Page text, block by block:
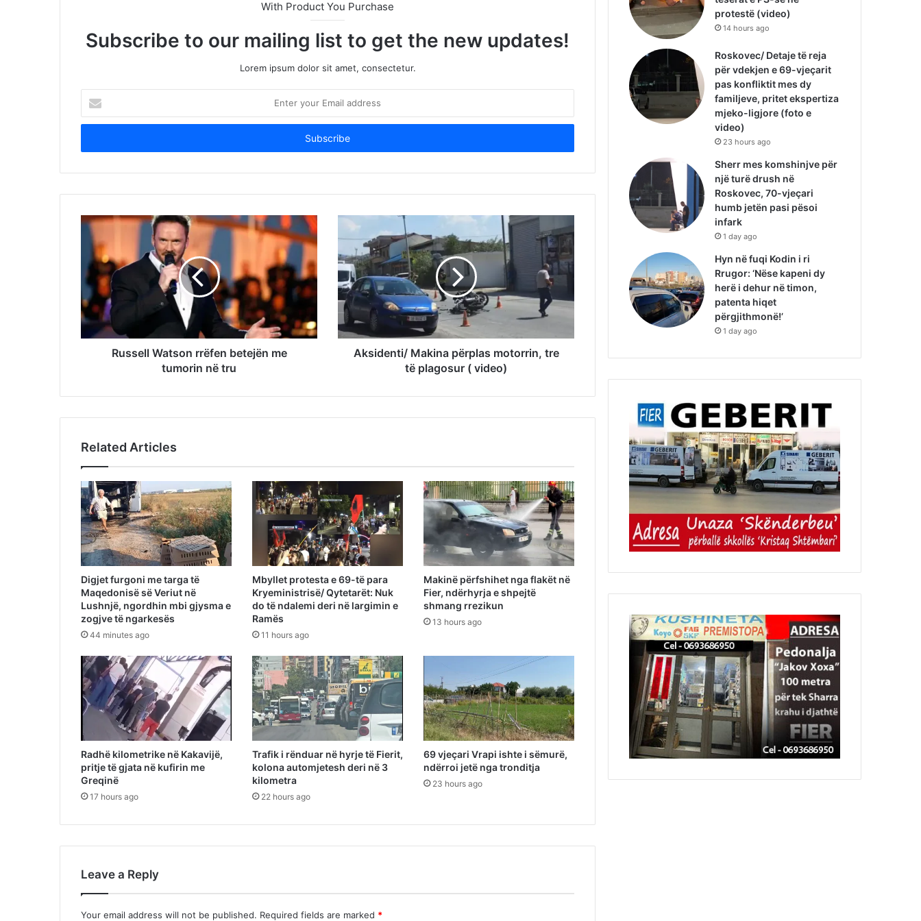
With Product You Purchase
Subscribe to our mailing list to get the new updates!
Lorem ipsum dolor sit amet, consectetur.
your
Email
Russell Watson rrëfen betejën me
tumorin në tru
Aksidenti/ Makina përplas motorrin, tre
të plagosur ( video)
Related Articles
Digjet furgoni me targa të
Maqedonisë së Veriut në
Lushnjë, ngordhin mbi gjysma e
zogjve të ngarkesës
44 minutes ago
Mbyllet protesta e 69-të para
Kryeministrisë/ Qytetarët: Nuk
do të ndalemi deri në largimin e
Ramës
11 hours ago
Makinë përfshihet nga flakët në
Fier, ndërhyrja e shpejtë
shmang rrezikun
13 hours ago
Radhë kilometrike në Kakavijë,
pritje të gjata në kufirin me
Greqinë
17 hours ago
Trafik i rënduar në hyrje të Fierit,
kolona automjetesh deri në 3
kilometra
22 hours ago
69 vjeçari Vrapi ishte i sëmurë,
ndërroi jetë nga tronditja
23 hours ago
Leave a Reply
Your email address will not be published. Required fields are marked *
protestë (video)
14 hours ago
Roskovec/ Detaje të reja
për vdekjen e 69-vjeçarit
pas konfliktit mes dy
familjeve, pritet ekspertiza
mjeko-ligjore (foto e
video)
23 hours ago
Sherr mes komshinjve për
një turë drush në
Roskovec, 70-vjeçari
humb jetën pasi pësoi
infark
1 day ago
Hyn në fuqi Kodin i ri
Rrugor: ‘Nëse kapeni dy
herë i dehur në timon,
patenta hiqet
përgjithmonë!’
1 day ago